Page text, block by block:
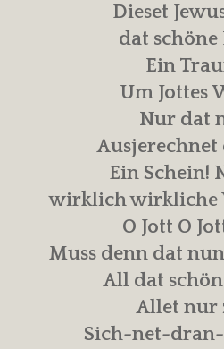
Dieset
dat schöne
Ein
Um Jottes
Nur dat
Ausjerechnet
Ein Schein!
wirklich wirkliche
O Jott O
Muss denn dat
All dat
Allet nur
Sich-net-